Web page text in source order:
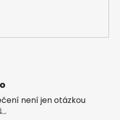
není jen otázkou